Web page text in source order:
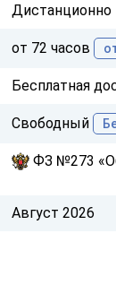
Дистанционно
от 72 часов
Бесплатная
Свободный
ФЗ №273
Август 2026